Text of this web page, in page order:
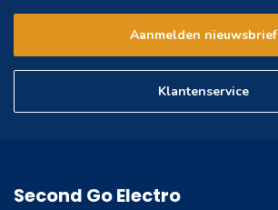
Aanmelden nieuwsbrief
Klantenservice
Second Go Electro